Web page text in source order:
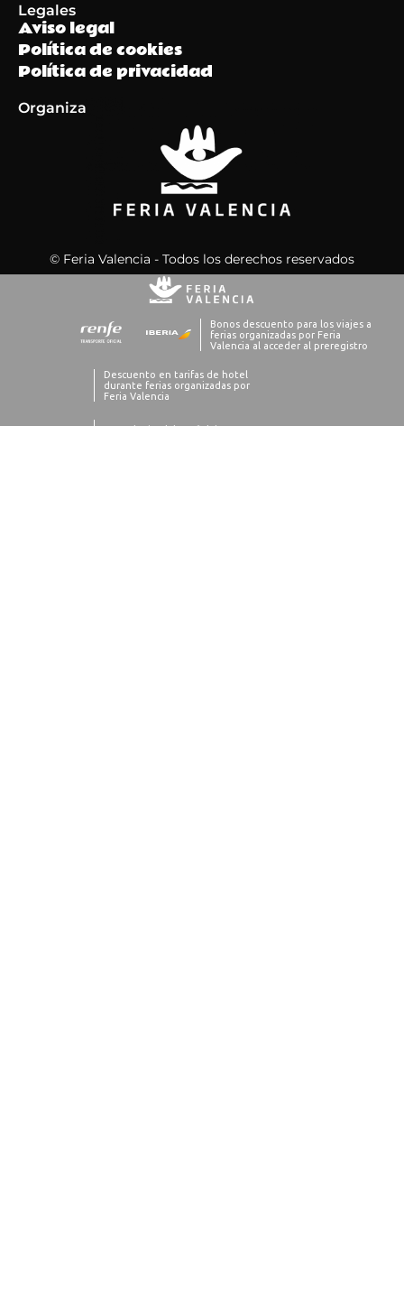
Legales
Aviso legal
Política de cookies
Política de privacidad
Organiza
© Feria Valencia - Todos los derechos reservados